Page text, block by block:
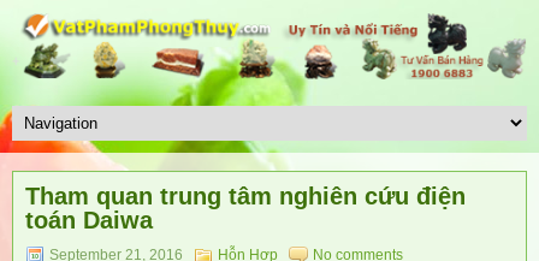
Tham quan trung tâm nghiên cứu điện
toán Daiwa
September 21, 2016 Hỗn Hợp No comments